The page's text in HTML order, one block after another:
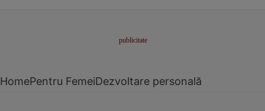
HomePentru FemeiDezvoltare personală